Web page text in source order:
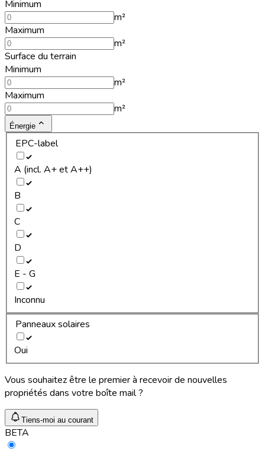
Minimum
m²
Maximum
m²
Surface du terrain
Minimum
m²
Maximum
m²
Énergie
EPC-label
A (incl. A+ et A++)
B
C
D
E - G
Inconnu
Panneaux solaires
Oui
Vous souhaitez être le premier à recevoir de nouvelles
propriétés dans votre boîte mail ?
Tiens-moi au courant
BETA